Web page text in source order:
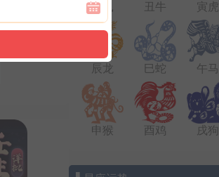
子鼠 丑牛 寅虎
辰龙 巳蛇 午马
申猴 酉鸡 戌狗